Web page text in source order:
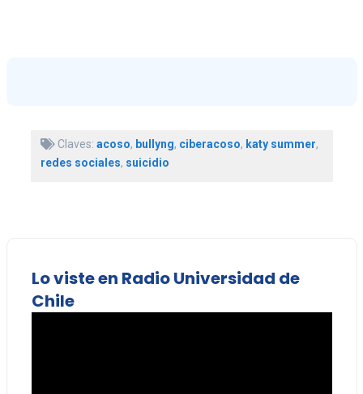
Claves: acoso, bullyng, ciberacoso, katy summer,
redes sociales, suicidio
Lo viste en Radio Universidad de
Chile